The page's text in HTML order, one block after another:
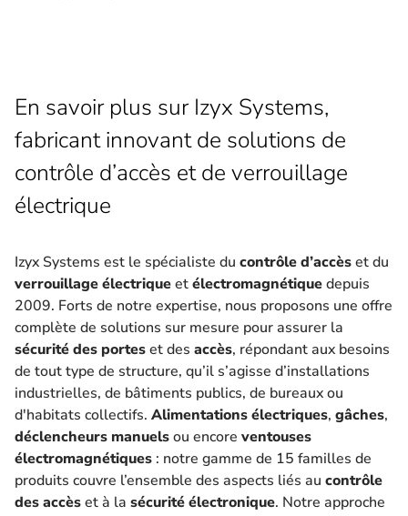
En savoir plus sur Izyx Systems,
fabricant innovant de solutions de
contrôle d’accès et de verrouillage
électrique
Izyx Systems est le spécialiste du contrôle d’accèset du
verrouillage électriqueetélectromagnétiquedepuis
2009. Forts de notre expertise, nous proposons une offre
complète de solutions sur mesure pour assurer la
sécurité des porteset des accès, répondant aux besoins
de tout type de structure, qu’il s’agisse d’installations
industrielles, de bâtiments publics, de bureaux ou
d'habitats collectifs. Alimentations électriques, gâches,
déclencheurs manuelsou encore ventouses
électromagnétiques : notre gamme de 15 familles de
produits couvre l’ensemble des aspects liés au contrôle
des accèset à la sécurité électronique. Notre approche